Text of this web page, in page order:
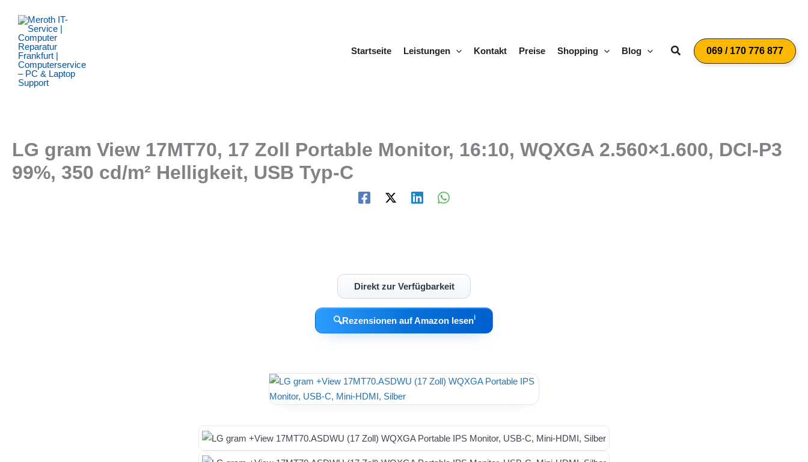
Inhalt
springen
Startseite
Leistungen Kontakt Preise Shopping Blog Suchen069 / 170 776 877
LG gram View 17MT70, 17 Zoll Portable Monitor, 16:10, WQXGA 2.560×1.600, DCI-P3
99%, 350 cd/m² Helligkeit, USB Typ-C
Direkt zur Verfügbarkeit
🔍Rezensionen auf Amazon lesenℹ︎